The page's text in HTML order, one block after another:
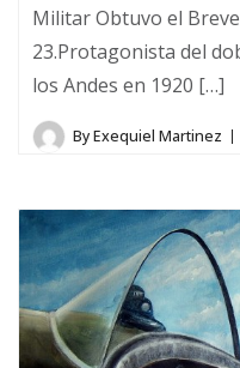
Militar Obtuvo el
23.Protagonista del
los Andes en 1920 […]
ByExequiel Martinez